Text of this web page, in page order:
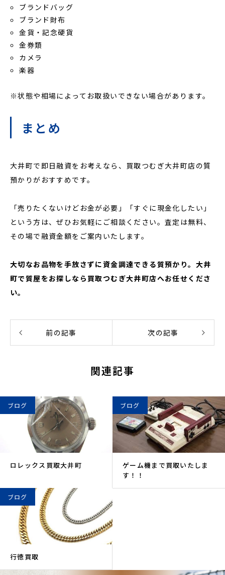
ブランドバッグ
ブランド財布
金貨・記念硬貨
金券類
カメラ
楽器
※状態や相場によってお取扱いできない場合があります。
まとめ
大井町で即日融資をお考えなら、買取つむぎ大井町店の質
預かりがおすすめです。
「売りたくないけどお金が必要」「すぐに現金化したい」
という方は、ぜひお気軽にご相談ください。査定は無料、
その場で融資金額をご案内いたします。
大切なお品物を手放さずに資金調達できる質預かり。大井
町で質屋をお探しなら買取つむぎ大井町店へお任せくださ
い。
前の記事 次の記事
関連記事
ブログ
ロレックス買取大井町
ブログ
ゲーム機まで買取いたしま
す！！
ブログ
行徳買取